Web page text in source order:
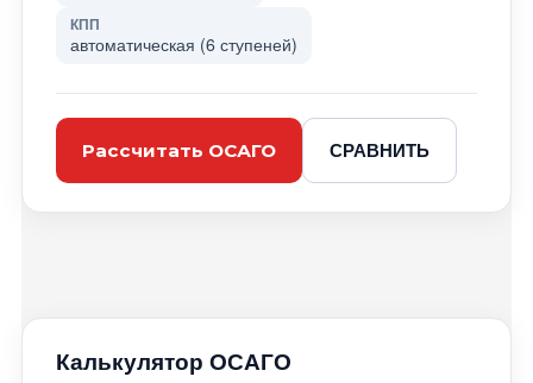
КПП
автоматическая (6 ступеней)
Рассчитать ОСАГО СРАВНИТЬ
Калькулятор ОСАГО